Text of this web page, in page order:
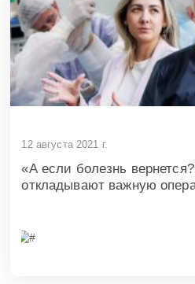
12 августа 2021 г.
«А если болезнь
откладывают важную